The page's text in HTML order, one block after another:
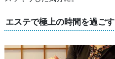
エステで極上の時間を過ごす